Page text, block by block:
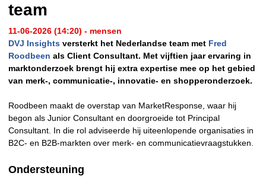
team
11-06-2026 (14:20) - mensen
DVJ Insights versterkt het Nederlandse team met Fred
Roodbeen als Client Consultant. Met vijftien jaar ervaring in
marktonderzoek brengt hij extra expertise mee op het gebied
van merk-, communicatie-, innovatie- en shopperonderzoek.
Roodbeen maakt de overstap van MarketResponse, waar hij
begon als Junior Consultant en doorgroeide tot Principal
Consultant. In die rol adviseerde hij uiteenlopende organisaties in
B2C- en B2B-markten over merk- en communicatievraagstukken.
Ondersteuning